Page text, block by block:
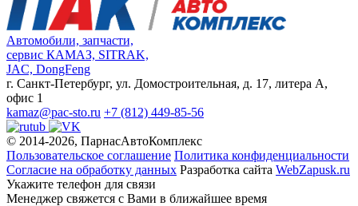
Автомобили, запчасти,
сервис КАМАЗ, SITRAK,
JAC, DongFeng
г. Санкт-Петербург, ул. Домостроительная, д. 17, литера А,
офис 1
kamaz@pac-sto.ru +7 (812) 449-85-56
© 2014-2026, ПарнасАвтоКомплекс
Пользовательское соглашение Политика конфиденциальности
Согласие на обработку данных Разработка сайта WebZapusk.ru
Укажите телефон для связи
Менеджер свяжется с Вами в ближайшее время